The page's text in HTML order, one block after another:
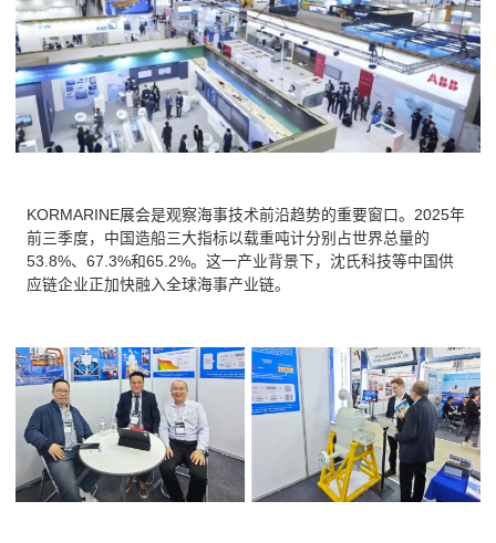
KORMARINE展会是观察海事技术前沿趋势的重要窗口。2025年
前三季度，中国造船三大指标以载重吨计分别占世界总量的
53.8%、67.3%和65.2%。这一产业背景下，沈氏科技等中国供
应链企业正加快融入全球海事产业链。